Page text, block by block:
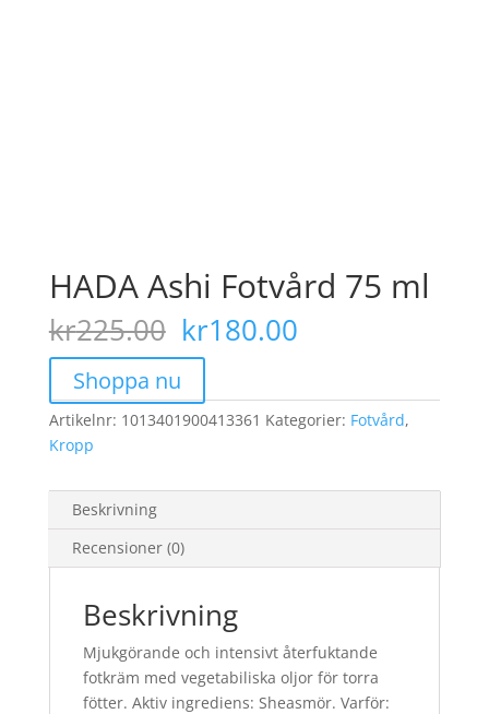
HADA Ashi Fotvård 75 ml
kr225.00 Det
ursprungliga
priset
var:
kr225.00.
kr180.00Det
är:
kr180.00.
Shoppa nu
Artikelnr: 1013401900413361 Kategorier: Fotvård,
Kropp
Beskrivning
Recensioner (0)
Beskrivning
Mjukgörande och intensivt återfuktande
fotkräm med vegetabiliska oljor för torra
fötter. Aktiv ingrediens: Sheasmör. Varför: